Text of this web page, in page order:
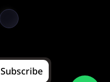
Subscribe